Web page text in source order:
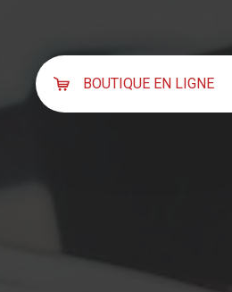
BOUTIQUE EN LIGNE